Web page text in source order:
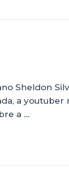
Sheldon
a youtuber
a …